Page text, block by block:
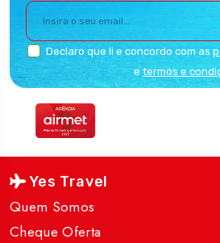
Declaro que li e concordo com as
e termos e
Yes Travel
Quem Somos
Cheque Oferta